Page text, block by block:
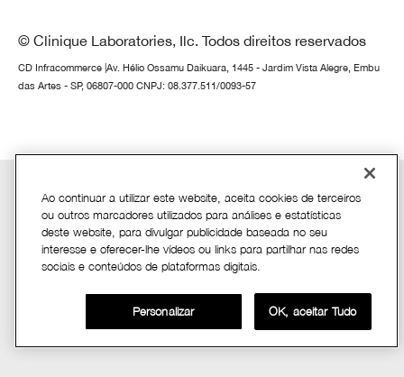
© Clinique Laboratories, Ilc. Todos direitos reservados
CD Infracommerce |Av. Hélio Ossamu Daikuara, 1445 - Jardim Vista Alegre, Embu
das Artes - SP, 06807-000 CNPJ: 08.377.511/0093-57
Ao continuar a utilizar este website, aceita cookies de terceiros
ou outros marcadores utilizados para análises e estatísticas
deste website, para divulgar publicidade baseada no seu
interesse e oferecer-lhe vídeos ou links para partilhar nas redes
sociais e conteúdos de plataformas digitais.
Personalizar OK, aceitar Tudo